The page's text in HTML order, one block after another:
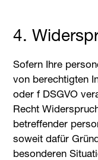
4.
Sofern Ihre
von berechtigten
oder f DSGVO
Recht
betreffender
soweit dafür
besonderen